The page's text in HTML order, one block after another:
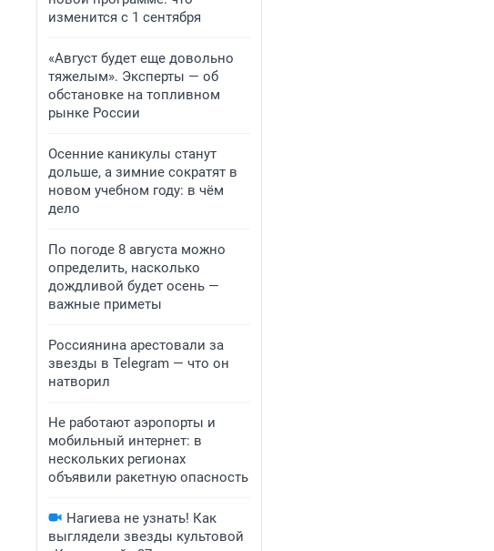
изменится с 1 сентября
«Август будет еще довольно
тяжелым». Эксперты — об
обстановке на топливном
рынке России
Осенние каникулы станут
дольше, а зимние сократят в
новом учебном году: в чём
дело
По погоде 8 августа можно
определить, насколько
дождливой будет осень —
важные приметы
Россиянина арестовали за
звезды в Telegram — что он
натворил
Не работают аэропорты и
мобильный интернет: в
нескольких регионах
объявили ракетную опасность
Нагиева не узнать! Как
выглядели звезды культовой